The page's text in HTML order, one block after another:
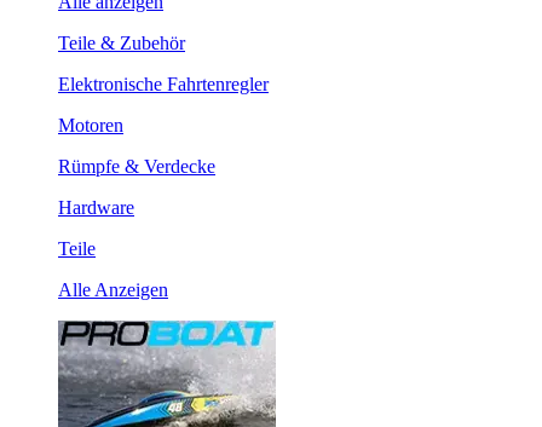
Teile & Zubehör
Elektronische Fahrtenregler
Motoren
Rümpfe & Verdecke
Hardware
Teile
Alle Anzeigen